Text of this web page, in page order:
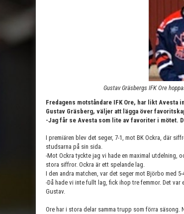
Gustav Gräsbergs IFK Ore
Fredagens motståndare IFK Ore, har likt
Gustav Gräsberg, väljer att lägga över
-Jag får se Avesta som lite av favoriter i mötet.
I premiären blev det seger, 7-1, mot BK Ockra, där
studsarna på sin sida.
-Mot Ockra tyckte jag vi hade en maximal utdelning,
stora siffror. Ockra är ett spelande lag.
I den andra matchen, var det seger mot Björbo med
-Då hade vi inte fullt lag, fick ihop tre femmor. Det
Gustav.
Ore har i stora delar samma trupp som förra säsong.